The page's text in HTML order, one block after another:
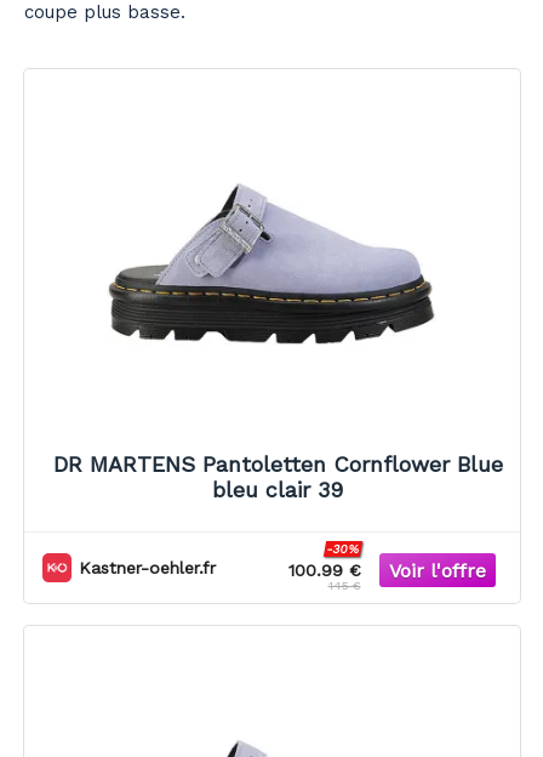
coupe plus basse.
DR MARTENS Pantoletten Cornflower Blue
bleu clair 39
Kastner-oehler.fr 100.99 €
-30%
145 €